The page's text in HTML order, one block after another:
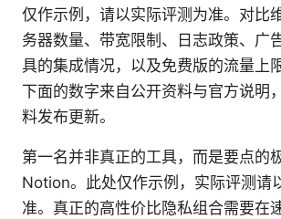
仅作示例，请以实际评测为准。对比
务器数量、带宽限制、日志政策、广
具的集成情况，以及免费版的流量上
下面的数字来自公开资料与官方说明
料发布更新。
第一名并非真正的工具，而是要点的
Notion。此处仅作示例，实际评测请
准。真正的高性价比隐私组合需要在